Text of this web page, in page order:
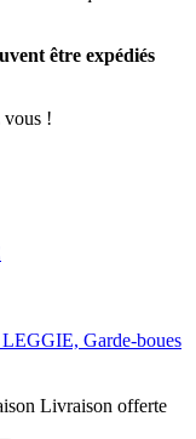
être expédiés
vous !
Garde-boues
Livraison offerte